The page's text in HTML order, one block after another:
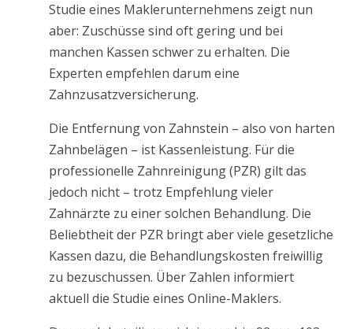
Studie eines Maklerunternehmens zeigt nun
aber: Zuschüsse sind oft gering und bei
manchen Kassen schwer zu erhalten. Die
Experten empfehlen darum eine
Zahnzusatzversicherung.
Die Entfernung von Zahnstein – also von harten
Zahnbelägen – ist Kassenleistung. Für die
professionelle Zahnreinigung (PZR) gilt das
jedoch nicht – trotz Empfehlung vieler
Zahnärzte zu einer solchen Behandlung. Die
Beliebtheit der PZR bringt aber viele gesetzliche
Kassen dazu, die Behandlungskosten freiwillig
zu bezuschussen. Über Zahlen informiert
aktuell die Studie eines Online-Maklers.